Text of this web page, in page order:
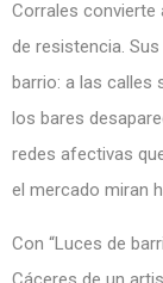
Corrales
de resistencia.
barrio: a las calles
los bares
redes afectivas
el mercado miran
Con “Luces de